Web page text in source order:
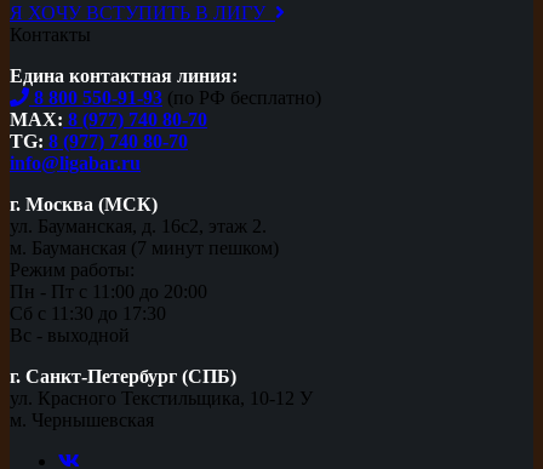
Я ХОЧУ ВСТУПИТЬ В ЛИГУ
Контакты
Едина контактная линия:
8 800 550-91-93 (по РФ бесплатно)
MAX: 8 (977) 740 80-70
TG: 8 (977) 740 80-70
info@ligabar.ru
г. Москва (МСК)
ул. Бауманская, д. 16с2, этаж 2.
м. Бауманская (7 минут пешком)
Режим работы:
Пн - Пт с 11:00 до 20:00
Сб с 11:30 до 17:30
Вс - выходной
г. Санкт-Петербург (СПБ)
ул. Красного Текстильщика, 10-12 У
м. Чернышевская